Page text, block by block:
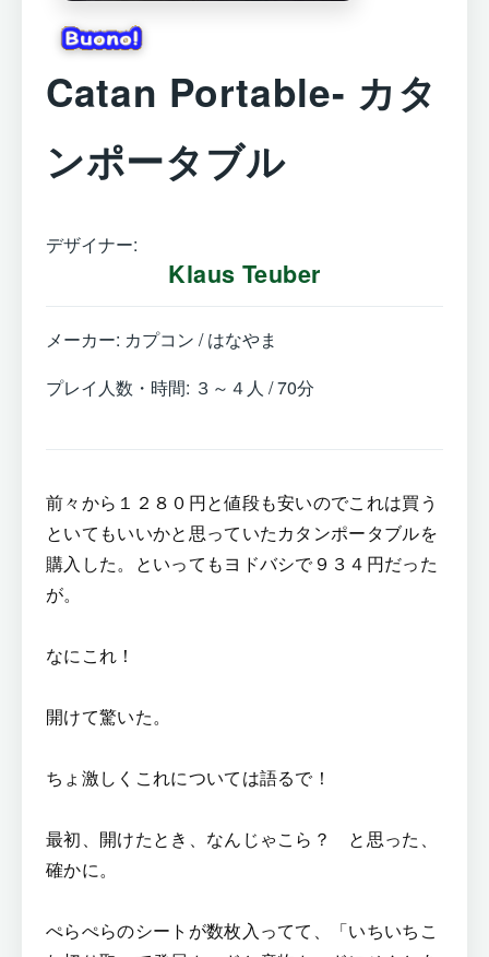
Catan Portable- カタ
ンポータブル
デザイナー:
Klaus Teuber
メーカー: カプコン / はなやま
プレイ人数・時間: ３～４人 / 70分
前々から１２８０円と値段も安いのでこれは買う
といてもいいかと思っていたカタンポータブルを
購入した。といってもヨドバシで９３４円だった
が。
なにこれ！
開けて驚いた。
ちょ激しくこれについては語るで！
最初、開けたとき、なんじゃこら？ と思った、
確かに。
ぺらぺらのシートが数枚入ってて、「いちいちこ